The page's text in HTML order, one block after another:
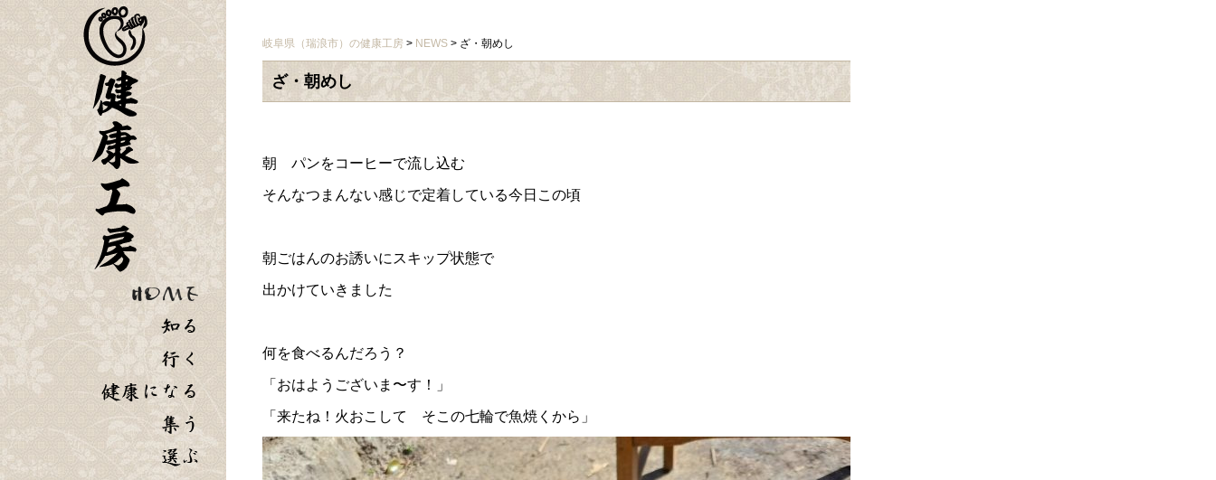
岐阜県（瑞浪市）の健康工房 > NEWS > ざ・朝めし
ざ・朝めし
朝 パンをコーヒーで流し込む
そんなつまんない感じで定着している今日この頃
朝ごはんのお誘いにスキップ状態で
出かけていきました
何を食べるんだろう？
「おはようございま〜す！」
「来たね！火おこして そこの七輪で魚焼くから」